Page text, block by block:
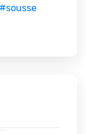
#sousse